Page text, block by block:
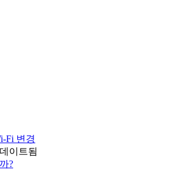
Fi 변경
이트됨
?